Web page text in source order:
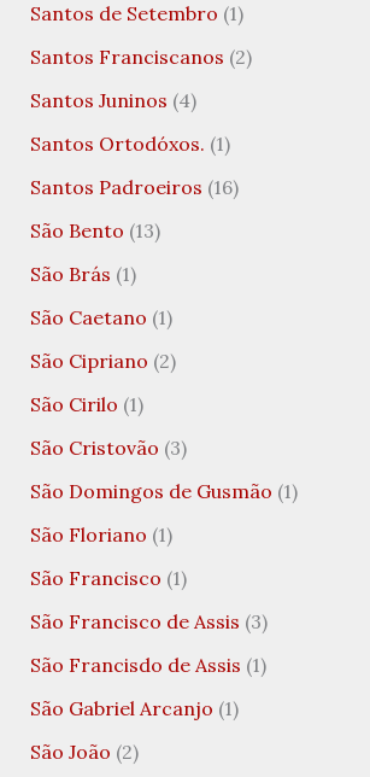
Santos de Setembro (1)
Santos Franciscanos (2)
Santos Juninos (4)
Santos Ortodóxos. (1)
Santos Padroeiros (16)
São Bento (13)
São Brás (1)
São Caetano (1)
São Cipriano (2)
São Cirilo (1)
São Cristovão (3)
São Domingos de Gusmão (1)
São Floriano (1)
São Francisco (1)
São Francisco de Assis (3)
São Francisdo de Assis (1)
São Gabriel Arcanjo (1)
São João (2)